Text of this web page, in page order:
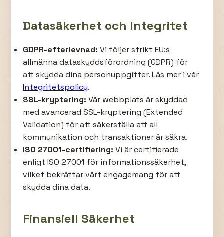
Datasäkerhet och Integritet
GDPR-efterlevnad: Vi följer strikt EU:s
allmänna dataskyddsförordning (GDPR) för
att skydda dina personuppgifter. Läs mer i vår
Integritetspolicy.
SSL-kryptering: Vår webbplats är skyddad
med avancerad SSL-kryptering (Extended
Validation) för att säkerställa att all
kommunikation och transaktioner är säkra.
ISO 27001-certifiering: Vi är certifierade
enligt ISO 27001 för informationssäkerhet,
vilket bekräftar vårt engagemang för att
skydda dina data.
Finansiell Säkerhet